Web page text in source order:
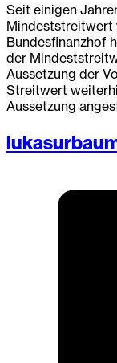
Seit einigen
Mindeststreitwert
Bundesfinanzhof
der
Aussetzung der
Streitwert
Aussetzung